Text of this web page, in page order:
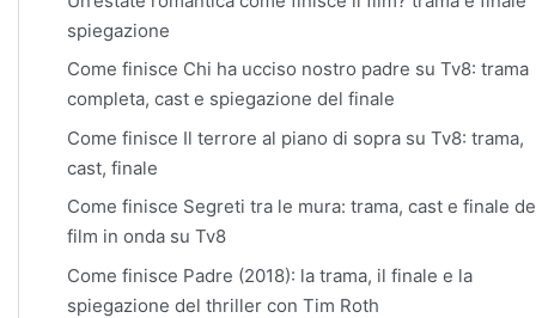
spiegazione
Come finisce Chi ha ucciso nostro padre su Tv8: trama
completa, cast e spiegazione del finale
Come finisce Il terrore al piano di sopra su Tv8: trama,
cast, finale
Come finisce Segreti tra le mura: trama, cast e finale
film in onda su Tv8
Come finisce Padre (2018): la trama, il finale e la
spiegazione del thriller con Tim Roth